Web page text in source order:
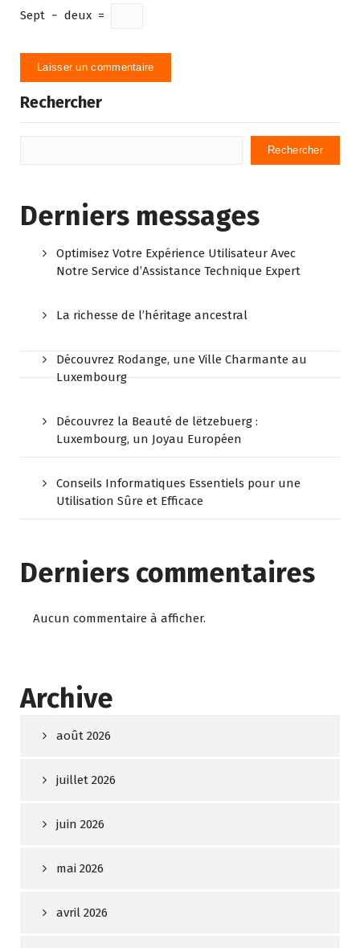
Sept − deux =
Rechercher
Rechercher
Derniers messages
Optimisez Votre Expérience Utilisateur Avec
Notre Service d’Assistance Technique Expert
La richesse de l’héritage ancestral
Découvrez Rodange, une Ville Charmante au
Luxembourg
Découvrez la Beauté de lëtzebuerg :
Luxembourg, un Joyau Européen
Conseils Informatiques Essentiels pour une
Utilisation Sûre et Efficace
Derniers commentaires
Aucun commentaire à afficher.
Archive
août 2026
juillet 2026
juin 2026
mai 2026
avril 2026